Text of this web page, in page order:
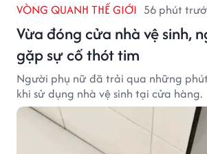
VÒNG QUANH THẾ GIỚI 56 phút
Vừa đóng cửa nhà vệ sinh,
gặp sự cố thót tim
Người phụ nữ đã trải qua những
khi sử dụng nhà vệ sinh tại cửa hàng.